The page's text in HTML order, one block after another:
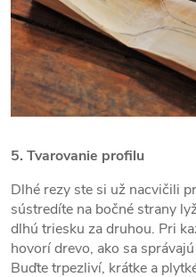
5. Tvarovanie profilu
Dlhé rezy ste si už nacvičili
sústredíte na bočné strany
dlhú triesku za druhou. Pri
hovorí drevo, ako sa
Buďte trpezliví, krátke a